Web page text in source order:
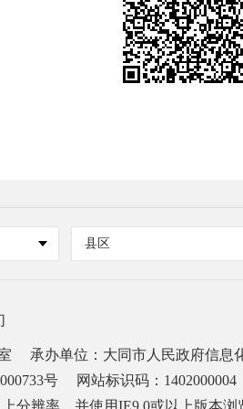
县区
承办单位：大同市人民政府信息
号
网站标识码：1402000004
分辨率，并使用IE9.0或以上版本浏